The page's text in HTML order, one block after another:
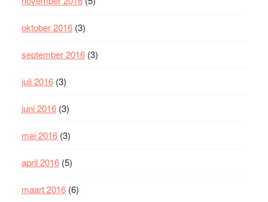
oktober 2016(3)
september 2016(3)
juli 2016(3)
juni 2016(3)
mei 2016(3)
april 2016(5)
maart 2016(6)